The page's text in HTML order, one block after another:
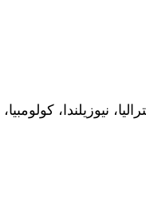
أستراليا، نيوزيلندا، كولومبيا،